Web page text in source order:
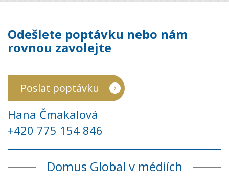
Odešlete poptávku nebo nám
rovnou zavolejte
Poslat poptávku
Hana Čmakalová
+420 775 154 846
Domus Global v médiích